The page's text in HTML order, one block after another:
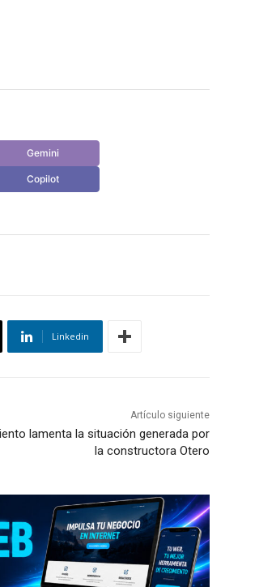
Gemini
Copilot
Linkedin
Artículo siguiente
lamenta la situación generada por
la constructora Otero